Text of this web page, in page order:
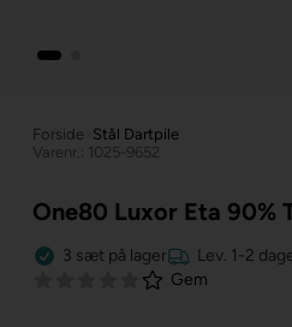
Forside Stål Dartpile
Varenr.: 1025-9652
One80 Luxor Eta 90%
3 sæt på lager
Lev. 1-2
Gem